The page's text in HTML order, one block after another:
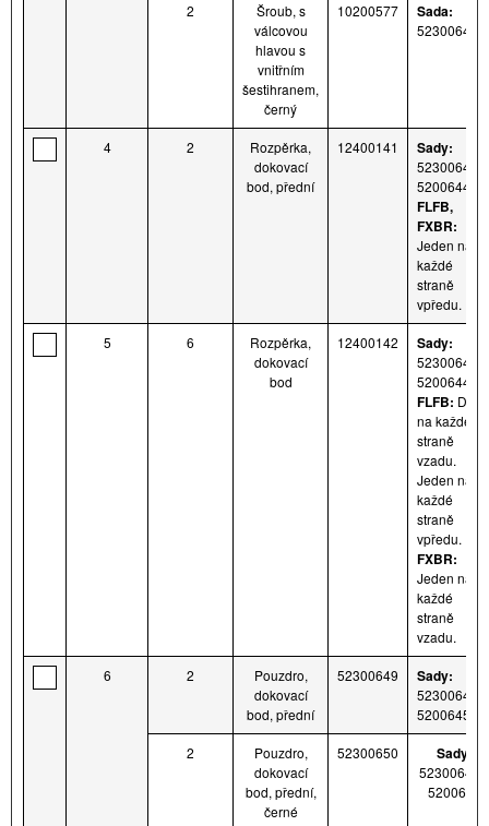
2
Šroub, s
válcovou
hlavou s
vnitřním
šestihranem,
černý
10200577 Sada:
52300644
4 2
Rozpěrka,
dokovací
bod, přední
12400141 Sady:
52300643 a
5200644
FLFB,
FXBR:
Jeden na
každé
straně
vpředu.
5 6
Rozpěrka,
dokovací
bod
12400142 Sady:
52300643 a
5200644
FLFB: Dva
na každé
straně
vzadu.
Jeden na
každé
straně
vpředu.
FXBR:
Jeden na
každé
straně
vzadu.
6 2
Pouzdro,
dokovací
bod, přední
52300649 Sady:
52300643 a
5200645
2
Pouzdro,
dokovací
bod, přední,
černé
52300650 Sady:
52300644
5200646